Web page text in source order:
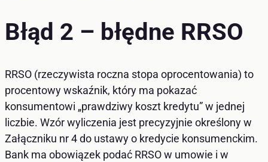
Błąd 2 – błędne RRSO
RRSO (rzeczywista roczna stopa oprocentowania) to
procentowy wskaźnik, który ma pokazać
konsumentowi „prawdziwy koszt kredytu” w jednej
liczbie. Wzór wyliczenia jest precyzyjnie określony w
Załączniku nr 4 do ustawy o kredycie konsumenckim.
Bank ma obowiązek podać RRSO w umowie i w